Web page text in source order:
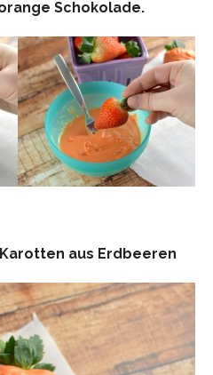
Schokolade.
aus Erdbeeren